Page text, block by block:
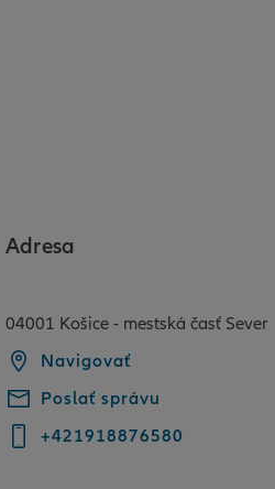
Adresa
04001 Košice - mestská časť Sever
Navigovať
Poslať správu
+421918876580